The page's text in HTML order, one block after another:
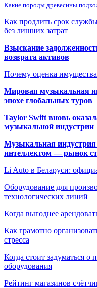
Какие породы древесины
Как продлить срок
без лишних затрат
Взыскание
возврата активов
Почему оценка
Мировая музыкальная
эпохе глобальных туров
Taylor Swift вновь
музыкальной индустрии
Музыкальная индустрия
интеллектом — рынок
Li Auto в Беларуси:
Оборудование для
технологических линий
Когда выгоднее
Как грамотно
стресса
Когда стоит задуматься о
оборудования
Рейтинг магазинов